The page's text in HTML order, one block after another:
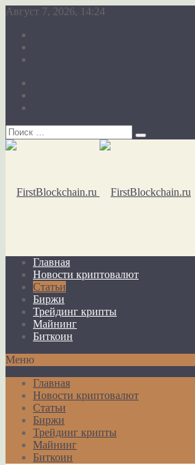
Август 7, 2026, 14:24
Главная
Новости криптовалют
Статьи
Биржи
Трейдинг крипты
Майнинг
Биткоин
Меню
Главная
Новости криптовалют
Статьи
Биржи
Трейдинг крипты
Майнинг
Биткоин